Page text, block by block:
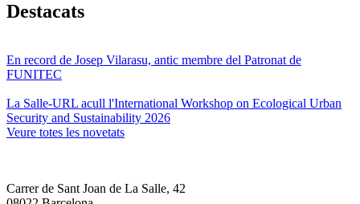
Destacats
En record de Josep Vilarasu, antic membre del Patronat de
FUNITEC
La Salle-URL acull l'International Workshop on Ecological Urban
Security and Sustainability 2026
Veure totes les novetats
Carrer de Sant Joan de La Salle, 42